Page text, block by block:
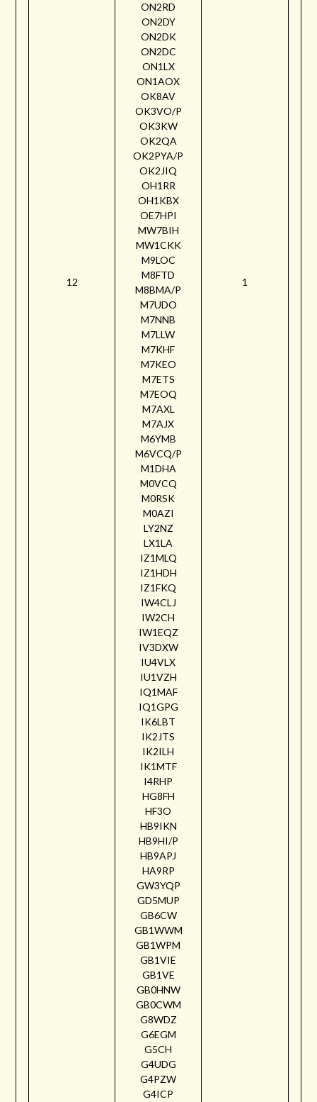
12
ON2RD
ON2DY
ON2DK
ON2DC
ON1LX
ON1AOX
OK8AV
OK3VO/P
OK3KW
OK2QA
OK2PYA/P
OK2JIQ
OH1RR
OH1KBX
OE7HPI
MW7BIH
MW1CKK
M9LOC
M8FTD
M8BMA/P
M7UDO
M7NNB
M7LLW
M7KHF
M7KEO
M7ETS
M7EOQ
M7AXL
M7AJX
M6YMB
M6VCQ/P
M1DHA
M0VCQ
M0RSK
M0AZI
LY2NZ
LX1LA
IZ1MLQ
IZ1HDH
IZ1FKQ
IW4CLJ
IW2CH
IW1EQZ
IV3DXW
IU4VLX
IU1VZH
IQ1MAF
IQ1GPG
IK6LBT
IK2JTS
IK2ILH
IK1MTF
I4RHP
HG8FH
HF3O
HB9IKN
HB9HI/P
HB9APJ
HA9RP
GW3YQP
GD5MUP
GB6CW
GB1WWM
GB1WPM
GB1VIE
GB1VE
GB0HNW
GB0CWM
G8WDZ
G6EGM
G5CH
G4UDG
G4PZW
G4ICP
1